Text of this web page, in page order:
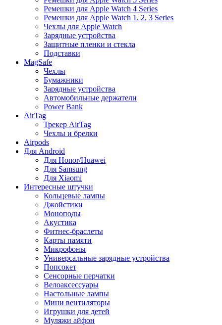
Ремешки для Apple Watch 4 Series
Ремешки для Apple Watch 1, 2, 3 Series
Чехлы для Apple Watch
Зарядные устройства
Защитные пленки и стекла
Подставки
MagSafe
Чехлы
Бумажники
Зарядные устройства
Автомобильные держатели
Power Bank
AirTag
Трекер AirTag
Чехлы и брелки
Airpods
Для Android
Для Honor/Huawei
Для Samsung
Для Xiaomi
Интересные штучки
Кольцевые лампы
Джойстики
Моноподы
Акустика
Фитнес-браслеты
Карты памяти
Микрофоны
Универсальные зарядные устройства
Попсокет
Сенсорные перчатки
Велоаксессуары
Настольные лампы
Мини вентиляторы
Игрушки для детей
Муляжи айфон